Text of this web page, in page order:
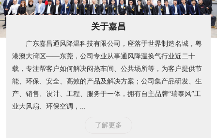
关于嘉昌
广东嘉昌通风降温科技有限公司，座落于世界制造名城，粤
港澳大湾区——东莞，公司专业从事通风降温换气行业近二十
载，专注帮客户如何解决闷热车间、公共场所等，为客户提供节
能、环保、安全、高效的产品及解决方案；公司集产品研发、生
产、销售、设计、工程、服务于一体，拥有自主品牌“瑞泰风”工
业大风扇、环保空调，...
了解更多